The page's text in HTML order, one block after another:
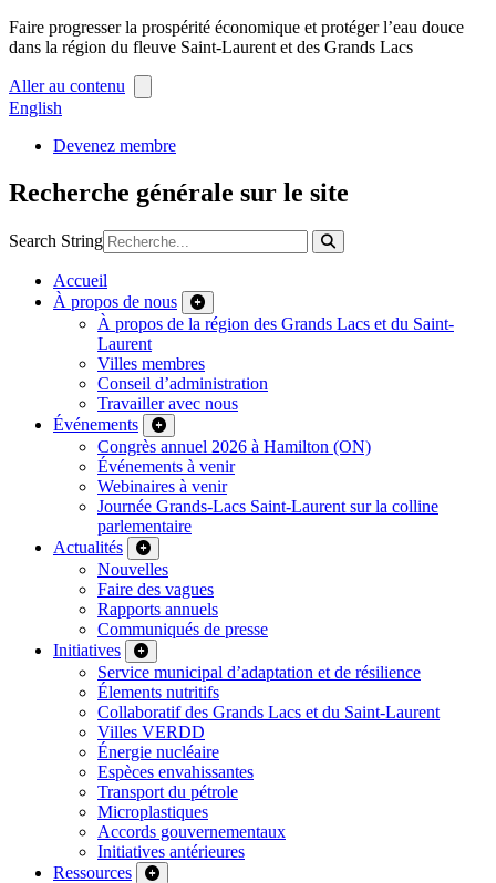
Faire progresser la prospérité économique et protéger l’eau douce
dans la région du fleuve Saint-Laurent et des Grands Lacs
Aller au contenu
English
Devenez membre
Recherche générale sur le site
Search String
Accueil
À propos de nous
À propos de la région des Grands Lacs et du Saint-
Laurent
Villes membres
Conseil d’administration
Travailler avec nous
Événements
Congrès annuel 2026 à Hamilton (ON)
Événements à venir
Webinaires à venir
Journée Grands-Lacs Saint-Laurent sur la colline
parlementaire
Actualités
Nouvelles
Faire des vagues
Rapports annuels
Communiqués de presse
Initiatives
Service municipal d’adaptation et de résilience
Élements nutritifs
Collaboratif des Grands Lacs et du Saint-Laurent
Villes VERDD
Énergie nucléaire
Espèces envahissantes
Transport du pétrole
Microplastiques
Accords gouvernementaux
Initiatives antérieures
Ressources